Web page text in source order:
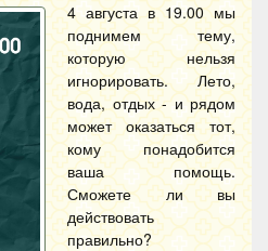
4 августа в 19.00 мы
поднимем тему,
которую нельзя
игнорировать. Лето,
вода, отдых - и рядом
может оказаться тот,
кому понадобится
ваша помощь.
Сможете ли вы
действовать
правильно?